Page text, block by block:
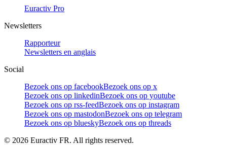
Euractiv Pro
Newsletters
Rapporteur
Newsletters en anglais
Social
Bezoek ons op facebookBezoek ons op x
Bezoek ons op linkedinBezoek ons op youtube
Bezoek ons op rss-feedBezoek ons op instagram
Bezoek ons op mastodonBezoek ons op telegram
Bezoek ons op blueskyBezoek ons op threads
© 2026 Euractiv FR. All rights reserved.